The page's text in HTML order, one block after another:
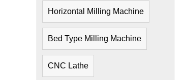
Horizontal Milling Machine
Bed Type Milling Machine
CNC Lathe